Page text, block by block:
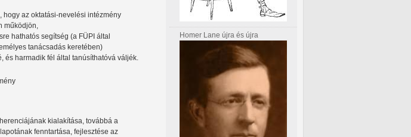
az oktatási-nevelési intézmény
működjön,
hathatós segítség (a FÜPI által
tanácsadás keretében)
és harmadik fél által tanúsíthatóvá váljék.
kialakítása, továbbá a
fenntartása, fejlesztése az
Homer Lane újra és újra